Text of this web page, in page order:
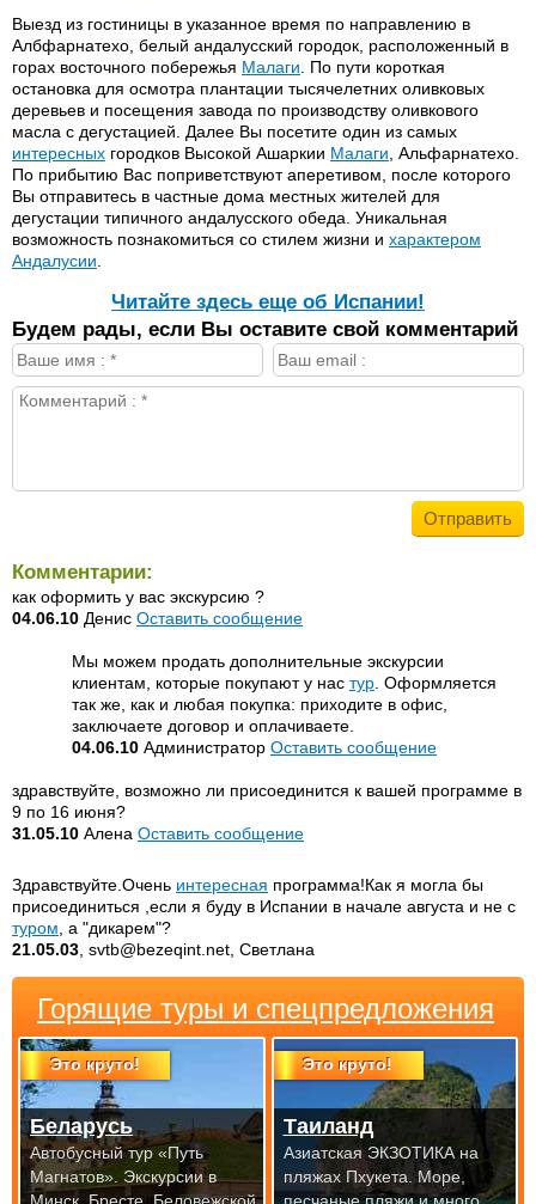
Выезд из гостиницы в указанное время по направлению в
Албфарнатехо, белый андалусский городок, расположенный в
горах восточного побережья Малаги . По пути короткая
остановка для осмотра плантации тысячелетних оливковых
деревьев и посещения завода по производству оливкового
масла с дегустацией. Далее Вы посетите один из самых
интересных городков Высокой Ашаркии Малаги , Альфарнатехо.
По прибытию Вас поприветствуют аперетивом, после которого
Вы отправитесь в частные дома местных жителей для
дегустации типичного андалусского обеда. Уникальная
возможность познакомиться со стилем жизни и характером
Андалусии
Читайте здесь еще об Испании!
Будем рады, если Вы оставите свой комментарий
Комментарии:
как оформить у вас экскурсию ?
04.06.10 Денис Оставить сообщение
Мы можем продать дополнительные экскурсии
клиентам, которые покупают у нас тур . Оформляется
так же, как и любая покупка: приходите в офис,
заключаете договор и оплачиваете.
04.06.10 Администратор Оставить сообщение
здравствуйте, возможно ли присоединится к вашей программе в
9 по 16 июня?
31.05.10 Алена Оставить сообщение
Здравствуйте.Очень интересная программа!Как я могла бы
присоединиться ,если я буду в Испании в начале августа и не с
туром , а "дикарем"?
21.05.03 , svtb@bezeqint.net, Светлана
Горящие туры и спецпредложения
Это круто!
Беларусь
Автобусный тур «Путь
Магнатов». Экскурсии в
Это круто!
Таиланд
Азиатская ЭКЗОТИКА на
пляжах Пхукета. Море,